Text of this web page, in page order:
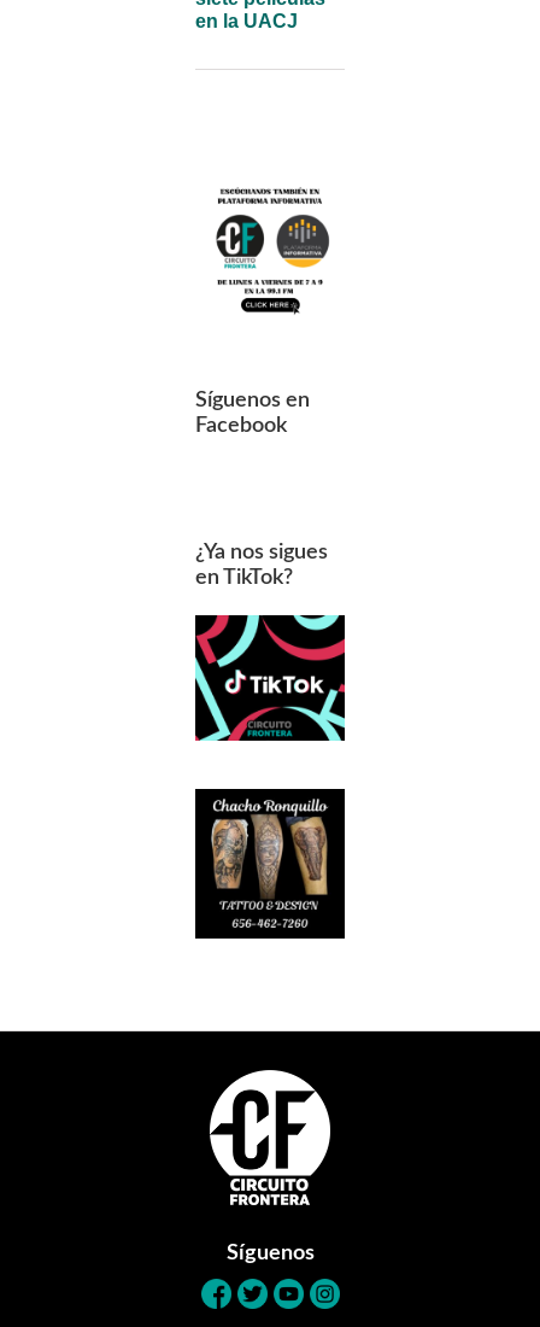
en la UACJ
Síguenos en
Facebook
¿Ya nos sigues
en TikTok?
Síguenos